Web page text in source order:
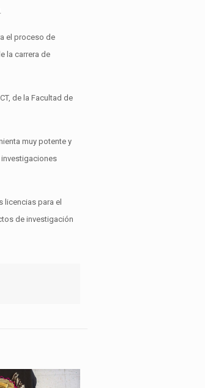
el proceso de
la carrera de
de la Facultad de
muy potente y
licencias para el
de investigación